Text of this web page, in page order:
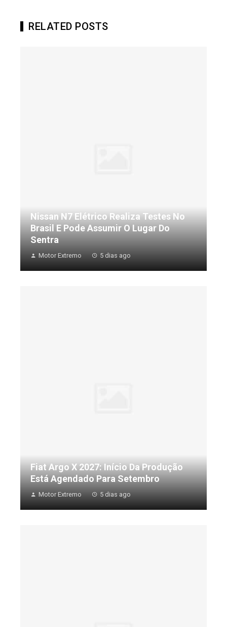
RELATED POSTS
Nissan N7 Elétrico Realiza Testes No
Brasil E Pode Assumir O Lugar Do
Sentra
Motor Extremo 5 dias ago
Fiat Argo X 2027: Início Da Produção
Está Agendado Para Setembro
Motor Extremo 5 dias ago